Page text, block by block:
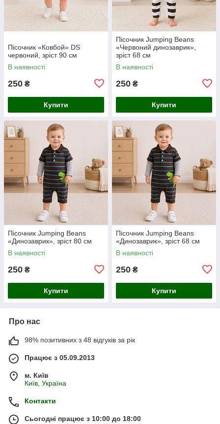
Пісочник «Ковбой» DS
червоний, зріст 90 см
В наявності
250 ₴
Купити
Пісочник Jumping Beans
«Червоний динозаврик»,
зріст 68 см
В наявності
250 ₴
Купити
Пісочник Jumping Beans
«Динозаврик», зріст 80 см
В наявності
250 ₴
Купити
Пісочник Jumping Beans
«Динозаврик», зріст 68 см
В наявності
250 ₴
Купити
Про нас
98% позитивних з 48 відгуків за рік
Працює з 05.09.2013
м. Київ
Київ, Україна
Контакти
Сьогодні працює з 10:00 до 18:00